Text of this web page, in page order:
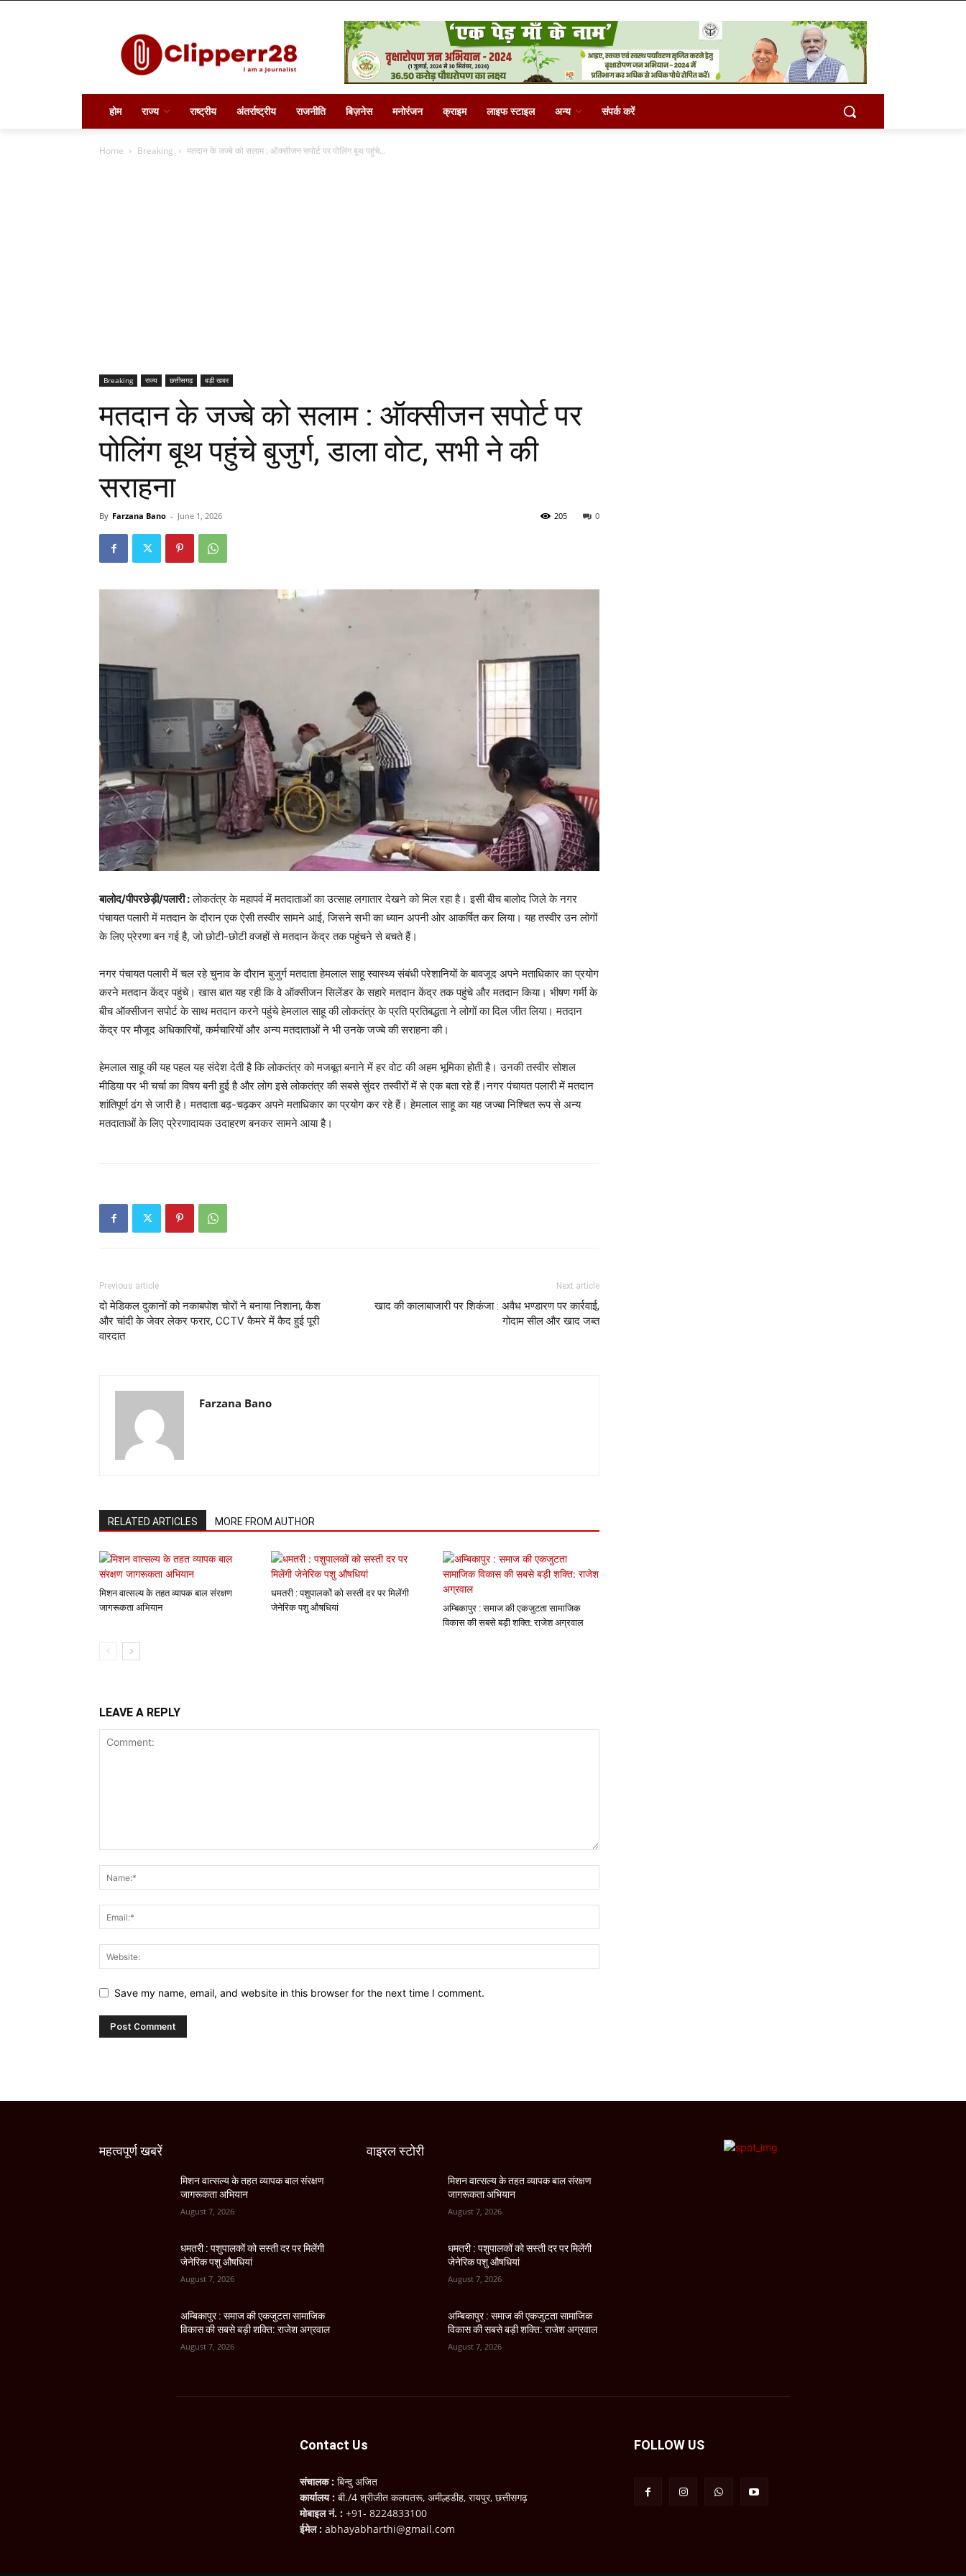
होम राज्य राष्ट्रीय अंतर्राष्ट्रीय राजनीति बिज़नेस मनोरंजन क्राइम लाइफ स्टाइल अन्य संपर्क करें
Home Breaking मतदान के जज्बे को सलाम : ऑक्सीजन सपोर्ट पर पोलिंग बूथ पहुंचे...
Breaking राज्य छत्तीसगढ़ बड़ी खबर
मतदान के जज्बे को सलाम : ऑक्सीजन सपोर्ट पर
पोलिंग बूथ पहुंचे बुजुर्ग, डाला वोट, सभी ने की
सराहना
By Farzana Bano - June 1, 2026 0
205
बालोद/पीपरछेड़ी/पलारी :लोकतंत्र के महापर्व में मतदाताओं का उत्साह लगातार देखने को मिल रहा है। इसी बीच बालोद जिले के नगर
पंचायत पलारी में मतदान के दौरान एक ऐसी तस्वीर सामने आई, जिसने सभी का ध्यान अपनी ओर आकर्षित कर लिया। यह तस्वीर उन लोगों
के लिए प्रेरणा बन गई है, जो छोटी-छोटी वजहों से मतदान केंद्र तक पहुंचने से बचते हैं।
नगर पंचायत पलारी में चल रहे चुनाव के दौरान बुजुर्ग मतदाता हेमलाल साहू स्वास्थ्य संबंधी परेशानियों के बावजूद अपने मताधिकार का प्रयोग
करने मतदान केंद्र पहुंचे। खास बात यह रही कि वे ऑक्सीजन सिलेंडर के सहारे मतदान केंद्र तक पहुंचे और मतदान किया। भीषण गर्मी के
बीच ऑक्सीजन सपोर्ट के साथ मतदान करने पहुंचे हेमलाल साहू की लोकतंत्र के प्रति प्रतिबद्धता ने लोगों का दिल जीत लिया। मतदान
केंद्र पर मौजूद अधिकारियों, कर्मचारियों और अन्य मतदाताओं ने भी उनके जज्बे की सराहना की।
हेमलाल साहू की यह पहल यह संदेश देती है कि लोकतंत्र को मजबूत बनाने में हर वोट की अहम भूमिका होती है। उनकी तस्वीर सोशल
मीडिया पर भी चर्चा का विषय बनी हुई है और लोग इसे लोकतंत्र की सबसे सुंदर तस्वीरों में से एक बता रहे हैं।नगर पंचायत पलारी में मतदान
शांतिपूर्ण ढंग से जारी है। मतदाता बढ़-चढ़कर अपने मताधिकार का प्रयोग कर रहे हैं। हेमलाल साहू का यह जज्बा निश्चित रूप से अन्य
मतदाताओं के लिए प्रेरणादायक उदाहरण बनकर सामने आया है।
Previous article
दो मेडिकल दुकानों को नकाबपोश चोरों ने बनाया निशाना, कैश
और चांदी के जेवर लेकर फरार, CCTV कैमरे में कैद हुई पूरी
वारदात
Next article
खाद की कालाबाजारी पर शिकंजा : अवैध भण्डारण पर कार्रवाई,
गोदाम सील और खाद जब्त
Farzana Bano
RELATED ARTICLES MORE FROM AUTHOR
मिशन वात्सल्य के तहत व्यापक बाल संरक्षण
जागरूकता अभियान
धमतरी : पशुपालकों को सस्ती दर पर मिलेंगी
जेनेरिक पशु औषधियां
अम्बिकापुर : समाज की एकजुटता सामाजिक
विकास की सबसे बड़ी शक्ति: राजेश अग्रवाल
LEAVE A REPLY
Save my name, email, and website in this browser for the next time I comment.
महत्वपूर्ण खबरें
मिशन वात्सल्य के तहत व्यापक बाल संरक्षण
जागरूकता अभियान
August 7, 2026
धमतरी : पशुपालकों को सस्ती दर पर मिलेंगी
जेनेरिक पशु औषधियां
August 7, 2026
अम्बिकापुर : समाज की एकजुटता सामाजिक
विकास की सबसे बड़ी शक्ति: राजेश अग्रवाल
August 7, 2026
वाइरल स्टोरी
मिशन वात्सल्य के तहत व्यापक बाल संरक्षण
जागरूकता अभियान
August 7, 2026
धमतरी : पशुपालकों को सस्ती दर पर मिलेंगी
जेनेरिक पशु औषधियां
August 7, 2026
अम्बिकापुर : समाज की एकजुटता सामाजिक
विकास की सबसे बड़ी शक्ति: राजेश अग्रवाल
August 7, 2026
Contact Us
संचालक : बिन्दु अजित
कार्यालय : बी./4 श्रीजीत कलपतरू, अमील्हडीह, रायपुर, छत्तीसगढ़
मोबाइल नं. : +91- 8224833100
ईमेल : abhayabharthi@gmail.com
FOLLOW US